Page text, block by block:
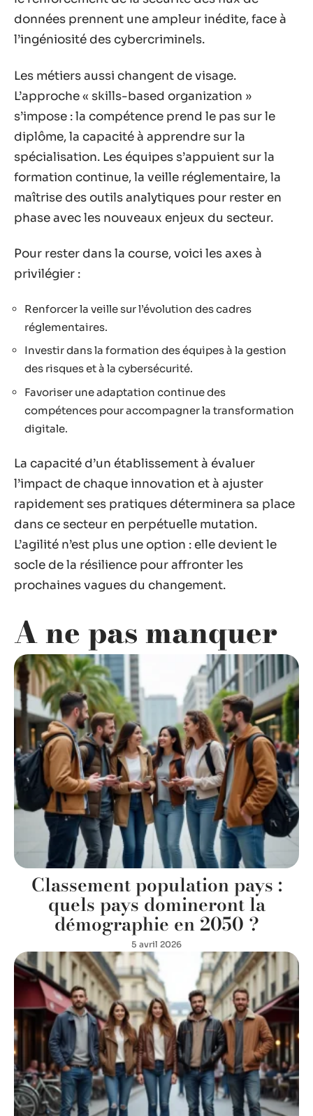
données prennent une ampleur inédite, face à
l’ingéniosité des cybercriminels.
Les métiers aussi changent de visage.
L’approche « skills-based organization »
s’impose : la compétence prend le pas sur le
diplôme, la capacité à apprendre sur la
spécialisation. Les équipes s’appuient sur la
formation continue, la veille réglementaire, la
maîtrise des outils analytiques pour rester en
phase avec les nouveaux enjeux du secteur.
Pour rester dans la course, voici les axes à
privilégier :
Renforcer la veille sur l’évolution des cadres
réglementaires.
Investir dans la formation des équipes à la gestion
des risques et à la cybersécurité.
Favoriser une adaptation continue des
compétences pour accompagner la transformation
digitale.
La capacité d’un établissement à évaluer
l’impact de chaque innovation et à ajuster
rapidement ses pratiques déterminera sa place
dans ce secteur en perpétuelle mutation.
L’agilité n’est plus une option : elle devient le
socle de la résilience pour affronter les
prochaines vagues du changement.
A ne pas manquer
Classement population pays :
quels pays domineront la
démographie en 2050 ?
5 avril 2026